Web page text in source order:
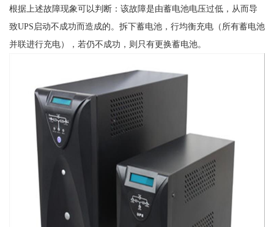
根据上述故障现象可以判断：该故障是由蓄电池电压过低，从而导
致UPS启动不成功而造成的。拆下蓄电池，行均衡充电（所有蓄电池
并联进行充电），若仍不成功，则只有更换蓄电池。